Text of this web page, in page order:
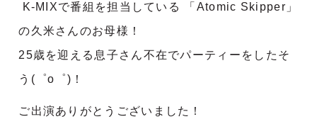
K-MIXで番組を担当している 「Atomic Skipper」
の久米さんのお母様！
25歳を迎える息子さん不在でパーティーをしたそ
う(゜o゜)！
ご出演ありがとうございました！